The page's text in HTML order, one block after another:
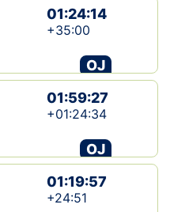
01:24:14
+35:00
OJ
01:59:27
+01:24:34
OJ
01:19:57
+24:51